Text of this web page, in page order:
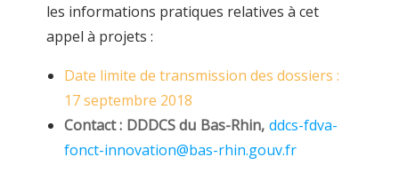
les informations pratiques relatives à cet
appel à projets :
Date limite de transmission des dossiers :
17 septembre 2018
Contact : DDDCS du Bas-Rhin, ddcs-fdva-
fonct-innovation@bas-rhin.gouv.fr